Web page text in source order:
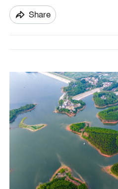
Share